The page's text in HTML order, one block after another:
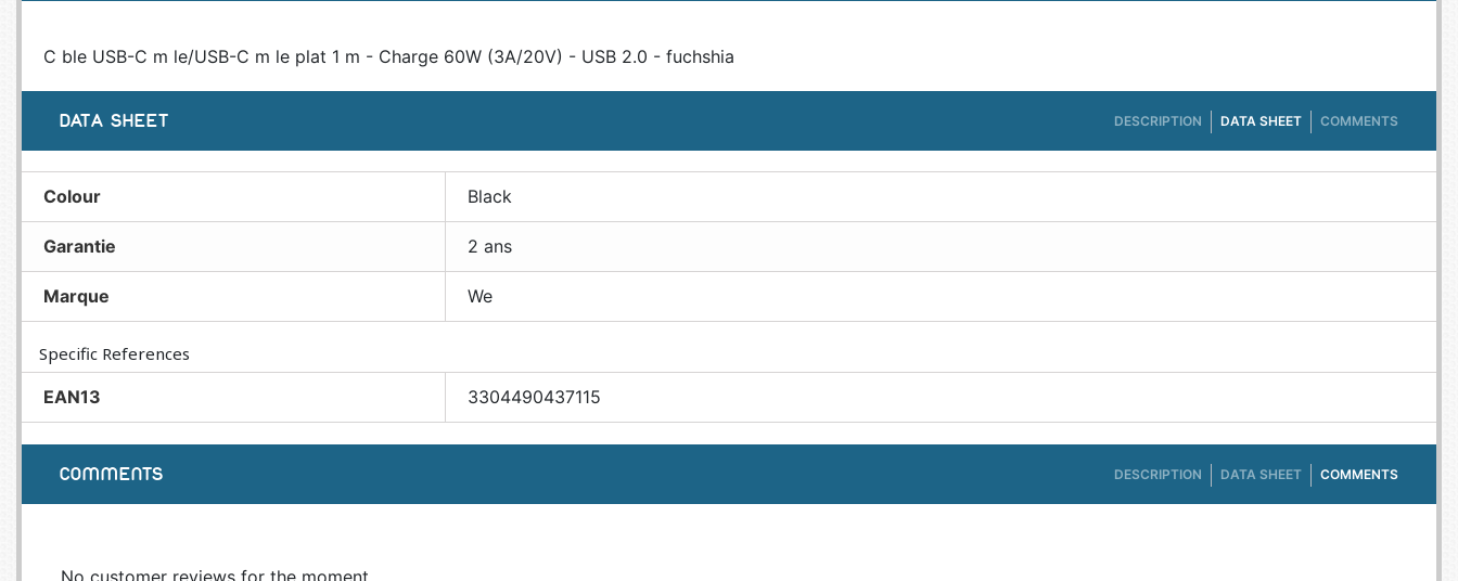
C ble USB-C m le/USB-C m le plat 1 m - Charge 60W (3A/20V) - USB 2.0 - fuchshia
DATA SHEET DESCRIPTION DATA SHEET COMMENTS
Colour Black
Garantie 2 ans
Marque We
Specific References
EAN13
3304490437115
COMMENTS DESCRIPTION DATA SHEET COMMENTS